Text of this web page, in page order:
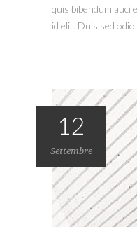
quis bibendum auci
id elit. Duis sed
12
Settembre